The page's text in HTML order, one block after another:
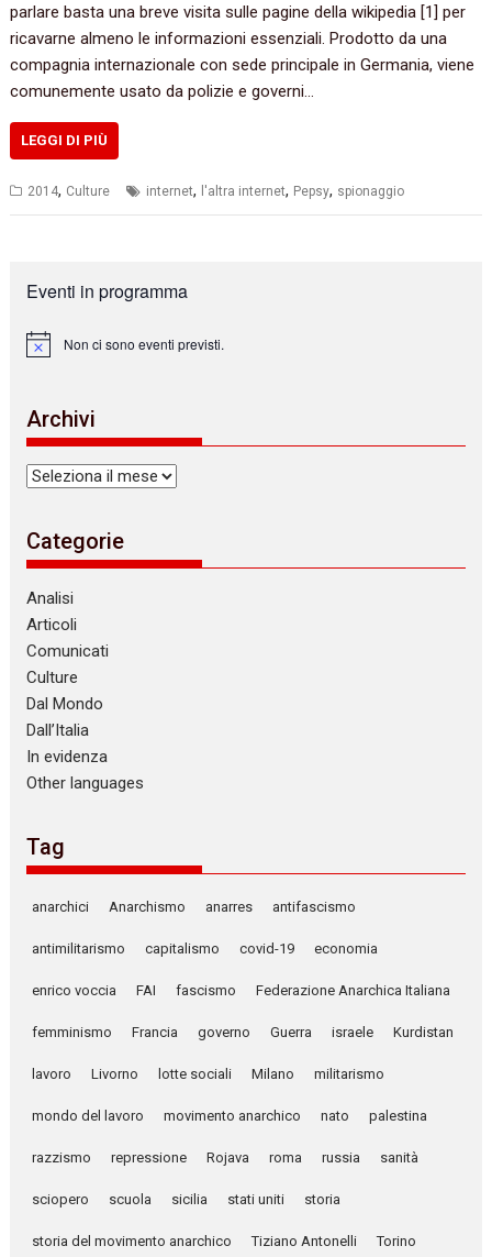
parlare basta una breve visita sulle pagine della wikipedia [1] per
ricavarne almeno le informazioni essenziali. Prodotto da una
compagnia internazionale con sede principale in Germania, viene
comunemente usato da polizie e governi…
LEGGI DI PIÙ
2014, Culture internet, l'altra internet, Pepsy, spionaggio
Eventi in programma
N
c
e
Non ci sono eventi previsti.
Archivi
Archivi
Categorie
Analisi
Articoli
Comunicati
Culture
Dal Mondo
Dall’Italia
In evidenza
Other languages
Tag
anarchici Anarchismo anarres antifascismo
antimilitarismo capitalismo covid-19 economia
enrico voccia FAI fascismo Federazione Anarchica Italiana
femminismo Francia governo Guerra israele Kurdistan
lavoro Livorno lotte sociali Milano militarismo
mondo del lavoro movimento anarchico nato palestina
razzismo repressione Rojava roma russia sanità
sciopero scuola sicilia stati uniti storia
storia del movimento anarchico Tiziano Antonelli Torino